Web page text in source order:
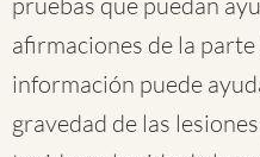
afirmaciones de la
información puede
gravedad de las